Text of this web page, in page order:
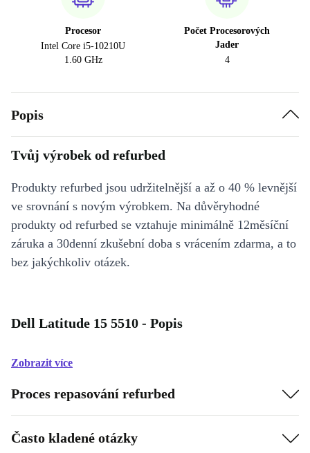
Procesor
Intel Core i5-10210U
1.60 GHz
Počet Procesorových
Jader
4
Popis
Tvůj výrobek od refurbed
Produkty refurbed jsou udržitelnější a až o 40 % levnější
ve srovnání s novým výrobkem. Na důvěryhodné
produkty od refurbed se vztahuje minimálně 12měsíční
záruka a 30denní zkušební doba s vrácením zdarma, a to
bez jakýchkoliv otázek.
Dell Latitude 15 5510 - Popis
Zobrazit více
Proces repasování refurbed
Často kladené otázky